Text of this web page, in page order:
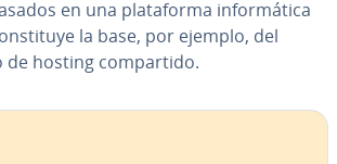
en una pla­ta­fo­r­ma in­fo­r­má­ti­ca
la base, por ejemplo, del
de hosting co­m­pa­r­ti­do.